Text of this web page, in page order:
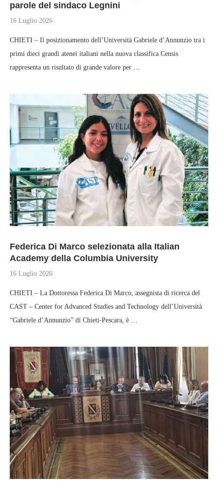
parole del sindaco Legnini
16 Luglio 2026
CHIETI – Il posizionamento dell’Università Gabriele d’Annunzio tra i
primi dieci grandi atenei italiani nella nuova classifica Censis
rappresenta un risultato di grande valore per …
Federica Di Marco selezionata alla Italian
Academy della Columbia University
16 Luglio 2026
CHIETI – La Dottoressa Federica Di Marco, assegnista di ricerca del
CAST – Center for Advanced Studies and Technology dell’Università
“Gabriele d’Annunzio” di Chieti-Pescara, è …